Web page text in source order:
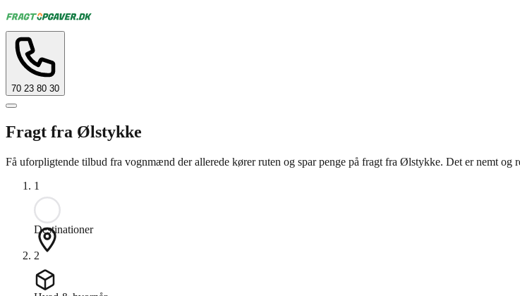
70 23 80 30
Fragt fra Ølstykke
Få uforpligtende tilbud fra vognmænd der allerede kører ruten og spar penge på fragt fra Ølstykke. Det er nemt og
1
Destinationer
2